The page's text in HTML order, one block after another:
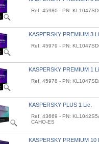
Ref. 45980 - PN:
KASPERSKY PREMIUM 3
Ref. 45979 - PN:
KASPERSKY PREMIUM 1
Ref. 45978 - PN:
KASPERSKY PLUS 1 Lic.
Ref. 43669 - PN:
CAHO-ES
KASPERSKY PREMIUM 10